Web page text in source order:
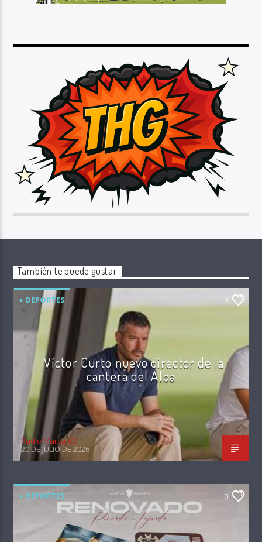
También te puede gustar
+ DEPORTES 0
Víctor Curto nuevo director de la
cantera del Alba
Radio Marca AB
20 DE JULIO DE 2026
+ DEPORTES 0